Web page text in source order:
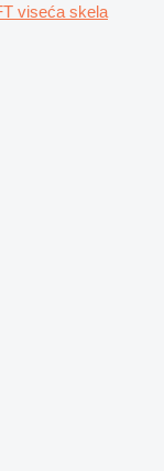
viseća skela